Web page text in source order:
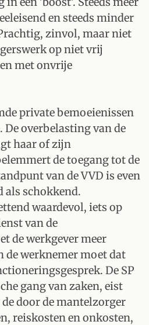
en steeds minder
zinvol, maar niet
op niet vrij
met onvrije
private bemoeienissen
overbelasting van de
haar of zijn
de toegang tot de
van de VVD is even
als schokkend.
waardevol, iets op
van de
de werkgever meer
werknemer moet dat
De SP
gang van zaken, eist
door de mantelzorger
reiskosten en onkosten,